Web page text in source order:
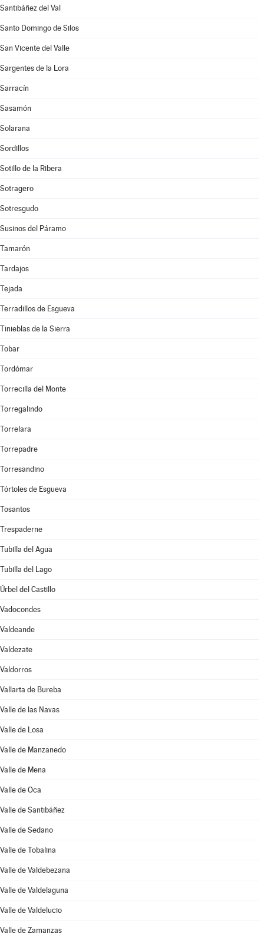
Santibáñez del Val
Santo Domingo de Silos
San Vicente del Valle
Sargentes de la Lora
Sarracín
Sasamón
Solarana
Sordillos
Sotillo de la Ribera
Sotragero
Sotresgudo
Susinos del Páramo
Tamarón
Tardajos
Tejada
Terradillos de Esgueva
Tinieblas de la Sierra
Tobar
Tordómar
Torrecilla del Monte
Torregalindo
Torrelara
Torrepadre
Torresandino
Tórtoles de Esgueva
Tosantos
Trespaderne
Tubilla del Agua
Tubilla del Lago
Úrbel del Castillo
Vadocondes
Valdeande
Valdezate
Valdorros
Vallarta de Bureba
Valle de las Navas
Valle de Losa
Valle de Manzanedo
Valle de Mena
Valle de Oca
Valle de Santibáñez
Valle de Sedano
Valle de Tobalina
Valle de Valdebezana
Valle de Valdelaguna
Valle de Valdelucio
Valle de Zamanzas